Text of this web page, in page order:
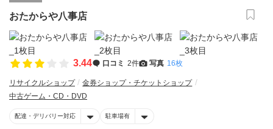
おたからや八事店
3.44 口コミ 2件 写真 16枚
リサイクルショップ
金券ショップ・チケットショップ
中古ゲーム・CD・DVD
配達・デリバリー対応 駐車場有